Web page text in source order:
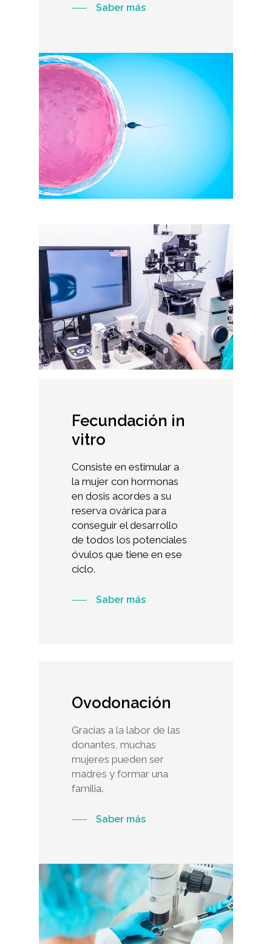
Saber más
Fecundación in
vitro
Consiste en estimular a
la mujer con hormonas
en dosis acordes a su
reserva ovárica para
conseguir el desarrollo
de todos los potenciales
óvulos que tiene en ese
ciclo.
Saber más
Ovodonación
Gracias a la labor de las
donantes, muchas
mujeres pueden ser
madres y formar una
familia.
Saber más